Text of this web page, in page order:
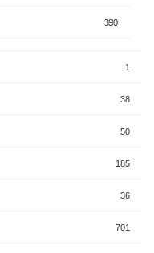
390
1
38
50
185
36
701